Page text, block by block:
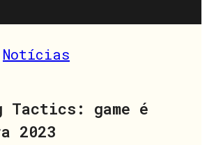
Notícias
Tactics: game é
2023